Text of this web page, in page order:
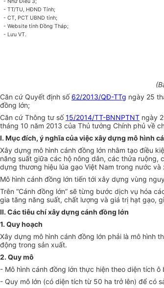
- TT/TU, HĐND Tỉnh;
- CT, PCT UBND tỉnh;
- Website tỉnh Đồng Tháp;
- Lưu VT.
Căn cứ Quyết định số 62/2013/QĐ-TTg ngày 25
đồng lớn;
Căn cứ Thông tư số15/2014/TT-BNNPTNT ngày
tháng 10 năm 2013 của Thủ tướng Chính phủ về
I. Mục đích, ý nghĩa của việc xây dựng mô hình
Xây dựng mô hình cánh đồng lớn nhằm tạo điều
năng suất giữa các hộ nông dân, các thửa ruộng,
dựng thương hiệu lúa gạo Việt Nam trong nước và
Mô hình cánh đồng lớn tiến tới xây dựng vùng
Trên “Cánh đồng lớn” sẽ từng bước dịch vụ hóa
gia tăng năng suất, chất lượng và giá trị hạt gạo,
II. Các tiêu chí xây dựng cánh đồng lớn
1. Quy hoạch
Xây dựng mô hình cánh đồng lớn phải là mô hình
động trong sản xuất.
2. Quy mô
- Mô hình cánh đồng lớn thực hiện theo diện tích
- Quy mô lớn (có diện tích từ 50 ha trở lên) để có